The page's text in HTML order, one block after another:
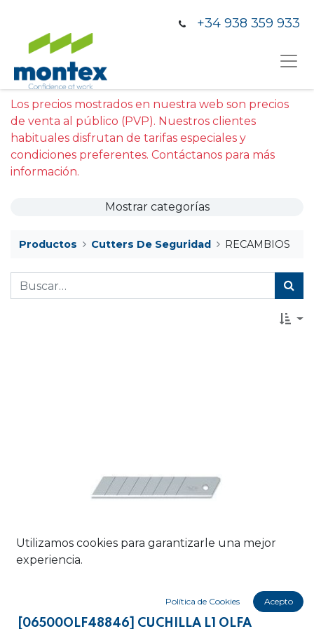
+34 938 359 933
Los precios mostrados en nuestra web son precios
de venta al público (PVP). Nuestros clientes
habituales disfrutan de tarifas especiales y
condiciones preferentes. Contáctanos para más
información.
Mostrar categorías
Productos Cutters De Seguridad RECAMBIOS
[06500OLF48846] CUCHILLA L1 OLFA
Utilizamos cookies para garantizarle una mejor
experiencia.
Política de Cookies Acepto